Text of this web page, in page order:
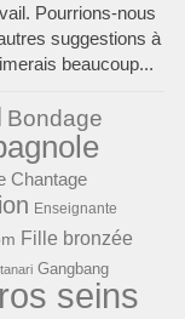
Pourrions-nous
suggestions à
beaucoup...
Bondage
Chantage
Enseignante
Fille bronzée
Gangbang
seins